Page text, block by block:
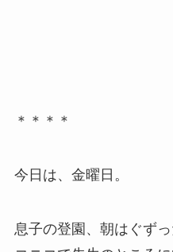
＊＊＊＊
今日は、金曜日。
息子の登園、朝はぐず